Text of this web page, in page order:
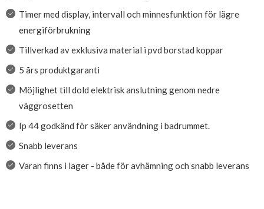
Timer med display, intervall och minnesfunktion för lägre
energiförbrukning
Tillverkad av exklusiva material i pvd borstad koppar
5 års produktgaranti
Möjlighet till dold elektrisk anslutning genom nedre
väggrosetten
Ip 44 godkänd för säker användning i badrummet.
Snabb leverans
Varan finns i lager - både för avhämning och snabb leverans